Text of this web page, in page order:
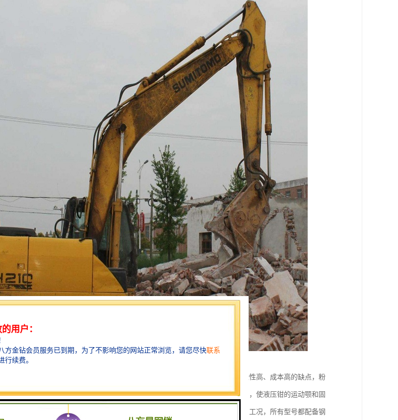
可，在拆迁中粉碎混凝土作业效率高，搭配破碎锤使用，免除了人工作业的危险性高、成本高的缺点，粉
钳体、油缸，运动颚、固定颚部件组成，通过液压系统对液压油缸施加运动压力，使液压钳的运动颚和固
效果。所有的破碎钳都配备了一个强有力的油缸，运用不同的压力来处理不同的工况，所有型号都配备钢